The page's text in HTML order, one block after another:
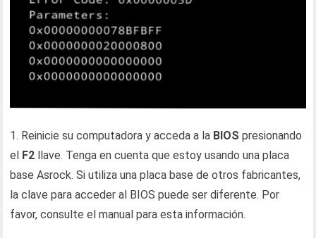
1. Reinicie su computadora y acceda a la BIOS presionando
el F2 llave. Tenga en cuenta que estoy usando una placa
base Asrock. Si utiliza una placa base de otros fabricantes,
la clave para acceder al BIOS puede ser diferente. Por
favor, consulte el manual para esta información.